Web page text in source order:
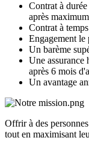
Contrat à
après
Contrat à
Engagement le
Un barème
Une assurance
après 6 mois
Un avantage
Offrir à des
tout en maximisant